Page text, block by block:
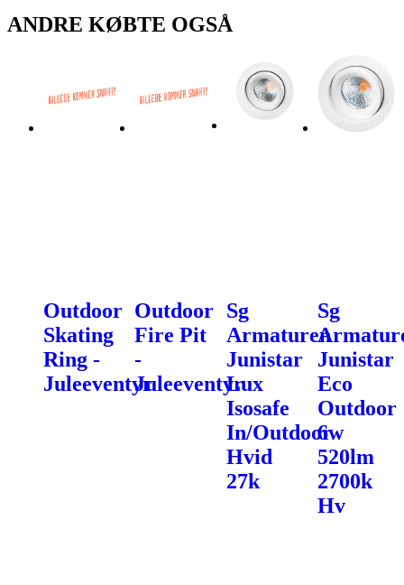
ANDRE KØBTE OGSÅ
Outdoor
Skating
Ring -
Juleeventyr
Outdoor
Fire Pit
-
Juleeventyr
Sg
Armaturen
Junistar
Lux
Isosafe
In/Outdoor
Hvid
27k
Sg
Junistar
Eco
Outdoor
6w
520lm
2700k
Hv